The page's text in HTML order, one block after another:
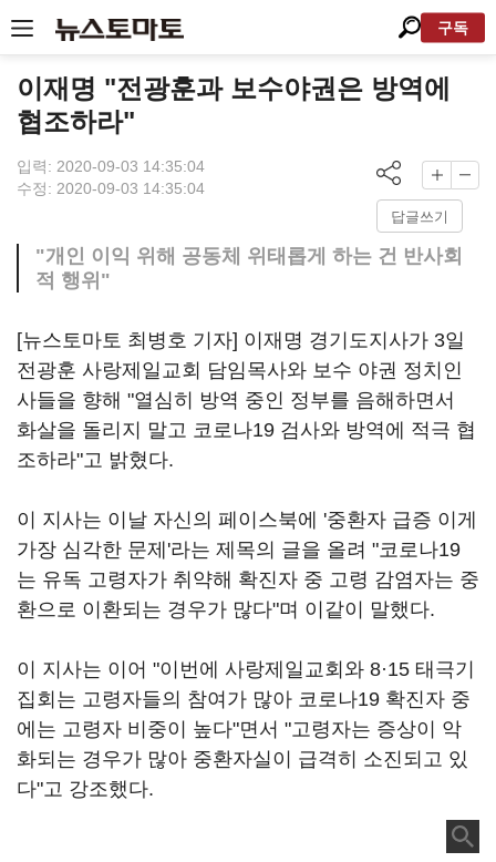
구독
이재명 "전광훈과 보수야권은 방역에
협조하라"
입력: 2020-09-03 14:35:04
수정: 2020-09-03 14:35:04
답글쓰기
"개인 이익 위해 공동체 위태롭게 하는 건 반사회
적 행위"
[뉴스토마토 최병호 기자] 이재명 경기도지사가 3일
전광훈 사랑제일교회 담임목사와 보수 야권 정치인
사들을 향해 "열심히 방역 중인 정부를 음해하면서
화살을 돌리지 말고 코로나19 검사와 방역에 적극 협
조하라"고 밝혔다.
이 지사는 이날 자신의 페이스북에 '중환자 급증 이게
가장 심각한 문제'라는 제목의 글을 올려 "코로나19
는 유독 고령자가 취약해 확진자 중 고령 감염자는 중
환으로 이환되는 경우가 많다"며 이같이 말했다.
이 지사는 이어 "이번에 사랑제일교회와 8·15 태극기
집회는 고령자들의 참여가 많아 코로나19 확진자 중
에는 고령자 비중이 높다"면서 "고령자는 증상이 악
화되는 경우가 많아 중환자실이 급격히 소진되고 있
다"고 강조했다.